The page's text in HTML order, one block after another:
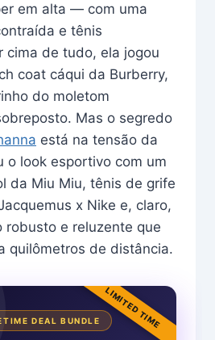
em alta — com uma
e tênis
cima de tudo, ela jogou
coat cáqui da Burberry,
do moletom
Mas o segredo
está na tensão da
o look esportivo com um
da Miu Miu, tênis de grife
x Nike e, claro,
robusto e reluzente que
quilômetros de distância.
LIMITED TIME
DEAL BUNDLE